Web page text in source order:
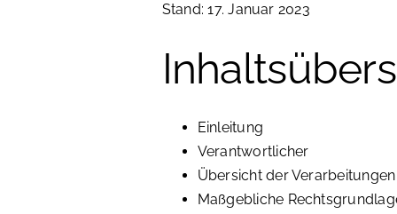
Stand: 17. Januar 2023
Einleitung
Verantwortlicher
Übersicht der Verarbeitungen
Maßgebliche